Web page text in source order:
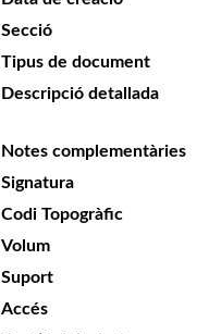
Secció
Tipus de document
Descripció detallada
Notes complementàries
Signatura
Codi Topogràfic
Volum
Suport
Accés